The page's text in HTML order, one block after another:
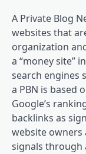
A Private Blog
websites that
organization
a “money site”
search engines
a PBN is based
Google’s
backlinks as
website
signals through